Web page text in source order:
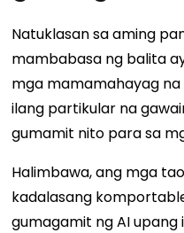
Natuklasan sa aming
mambabasa ng balita
mga mamamahayag
ilang partikular na
gumamit nito para sa
Halimbawa, ang mga
kadalasang
gumagamit ng AI